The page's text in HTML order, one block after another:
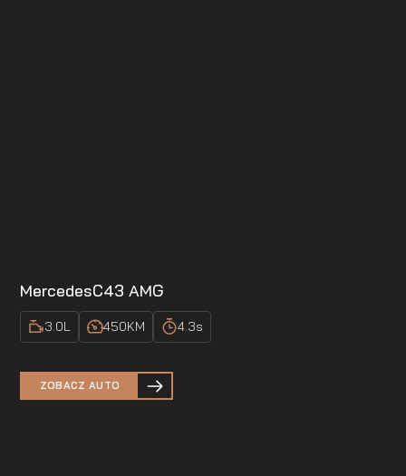
MercedesC43 AMG
3.0L 450KM 4.3s
ZOBACZ AUTO